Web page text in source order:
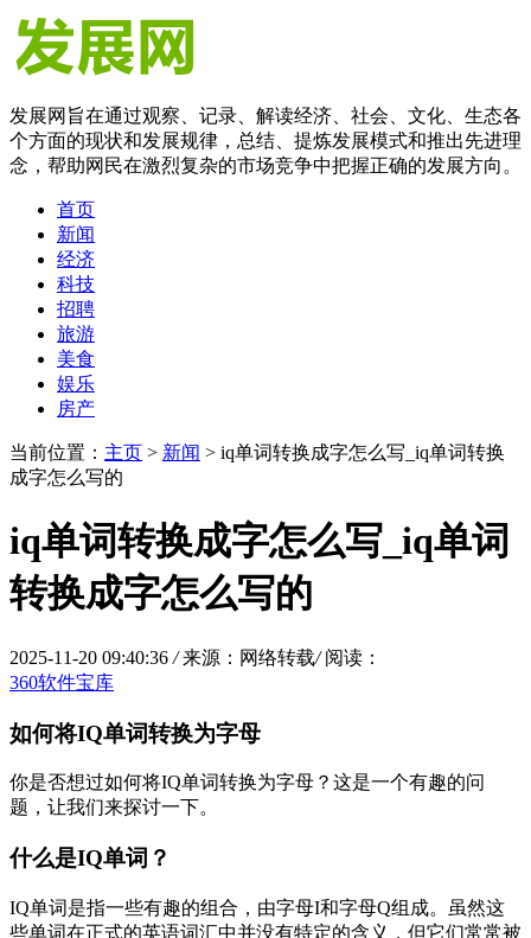
发展网旨在通过观察、记录、解读经济、社会、文化、生态各
个方面的现状和发展规律，总结、提炼发展模式和推出先进理
念，帮助网民在激烈复杂的市场竞争中把握正确的发展方向。
首页
新闻
经济
科技
招聘
旅游
美食
娱乐
房产
当前位置： 主页 > 新闻 > iq单词转换成字怎么写_iq单词转换
成字怎么写的
iq单词转换成字怎么写_iq单词
转换成字怎么写的
2025-11-20 09:40:36 / 来源：网络转载/ 阅读：
360软件宝库
如何将IQ单词转换为字母
你是否想过如何将IQ单词转换为字母？这是一个有趣的问
题，让我们来探讨一下。
什么是IQ单词？
IQ单词是指一些有趣的组合，由字母I和字母Q组成。虽然这
些单词在正式的英语词汇中并没有特定的含义，但它们常常被